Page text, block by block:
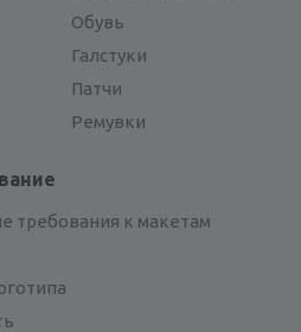
Обувь
Галстуки
Патчи
Ремувки
требования к макетам